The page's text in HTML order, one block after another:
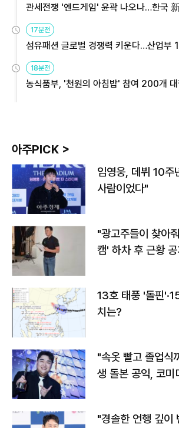
관세전쟁 '엔드게임' 윤곽 나오나…한국
용해야
17분전
섬유패션 글로벌 경쟁력 키운다…산업부
원
18분전
농식품부, '천원의 아침밥' 참여 200개 대
아주PICK >
임영웅, 데뷔 10
사람이었다"
"광고주들이 찾아
캠' 하차 후 근황 공
13호 태풍 '돌핀
치는?
"속옷 빨고 졸업식
생 돌본 공익, 코미
"경솔한 언행 깊이